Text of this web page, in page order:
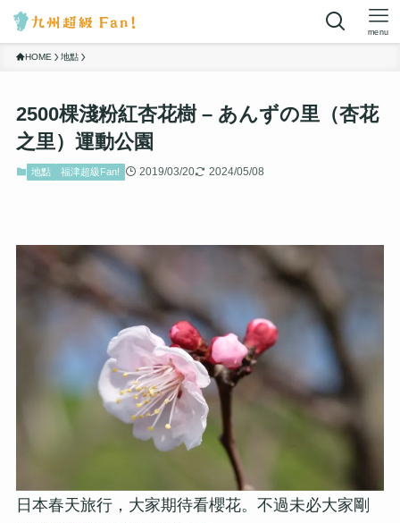
menu
HOME 地點
2500棵淺粉紅杏花樹 – あんずの里（杏花
之里）運動公園
地點 福津超級Fan! 2019/03/20 2024/05/08
日本春天旅行，大家期待看櫻花。不過未必大家剛